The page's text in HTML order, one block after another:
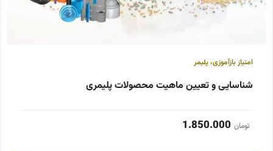
امتیاز بازآموزی،پلیمر
شناسایی و تعیین ماهیت محصولات پلیمری
تومان 1.850.000